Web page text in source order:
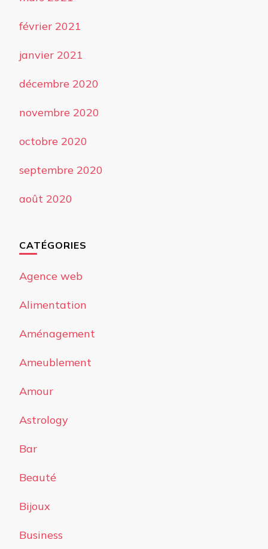
février 2021
janvier 2021
décembre 2020
novembre 2020
octobre 2020
septembre 2020
août 2020
CATÉGORIES
Agence web
Alimentation
Aménagement
Ameublement
Amour
Astrology
Bar
Beauté
Bijoux
Business